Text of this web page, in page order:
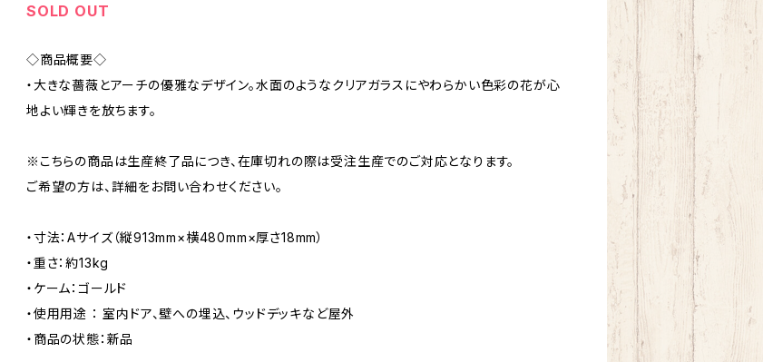
SOLD OUT
◇商品概要◇
・大きな薔薇とアーチの優雅なデザイン。水面のようなクリアガラスにやわらかい色彩の花が心
地よい輝きを放ちます。
※こちらの商品は生産終了品につき、在庫切れの際は受注生産でのご対応となります。
ご希望の方は、詳細をお問い合わせください。
・寸法：Aサイズ（縦913mm×横480mm×厚さ18mm）
・重さ：約13kg
・ケーム：ゴールド
・使用用途 ： 室内ドア、壁への埋込、ウッドデッキなど屋外
・商品の状態：新品